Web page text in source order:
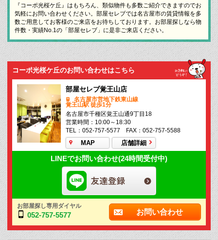
『コーポ光桜ケ丘』はもちろん、類似物件も多数ご紹介できますのでお
気軽にお問い合わせください。部屋セレブでは名古屋市の賃貸情報を多
数ご用意してお客様のご来店をお待ちしております。お部屋探しなら物
件数・実績No.1の「部屋セレブ」に是非ご来店ください。
コーポ光桜ケ丘のお問い合わせはこちら
部屋セレブ覚王山店
名古屋市営地下鉄東山線
覚王山駅 徒歩1分
名古屋市千種区覚王山通9丁目18
営業時間：10:00～18:30
TEL：052-757-5577 FAX：052-757-5588
MAP 店舗詳細
LINEでお問い合わせ(24時間受付中)
お部屋探し専用ダイヤル
052-757-5577 お問い合わせ